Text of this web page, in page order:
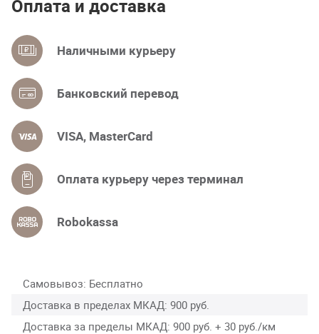
Оплата и доставка
Наличными курьеру
Банковский перевод
VISA, MasterCard
Оплата курьеру через терминал
Robokassa
Самовывоз Бесплатно
Доставка в пределах МКАД 900 руб.
Доставка за пределы МКАД 900 руб. + 30 руб./км